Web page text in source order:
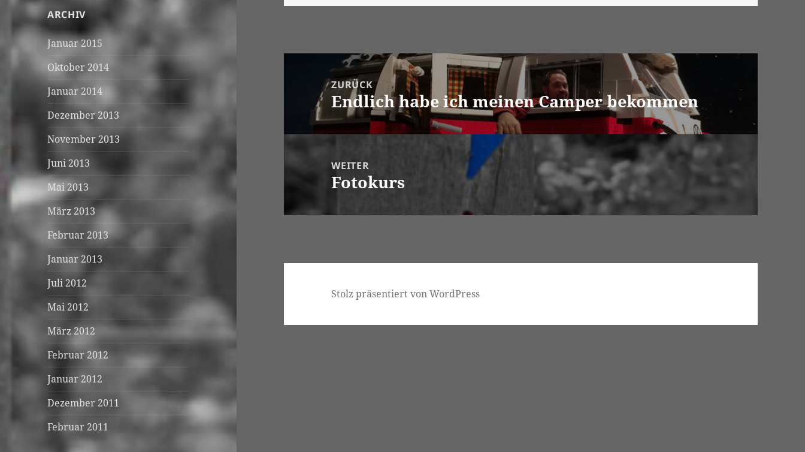
ARCHIV
Januar 2015
Oktober 2014
Januar 2014
Dezember 2013
November 2013
Juni 2013
Mai 2013
März 2013
Februar 2013
Januar 2013
Juli 2012
Mai 2012
März 2012
Februar 2012
Januar 2012
Dezember 2011
Februar 2011
Beitragsnavigation
ZURÜCK
Vorheriger
Beitrag:
Endlich habe ich meinen Camper bekommen
WEITER
Nächster
Fotokurs
Stolz präsentiert von WordPress